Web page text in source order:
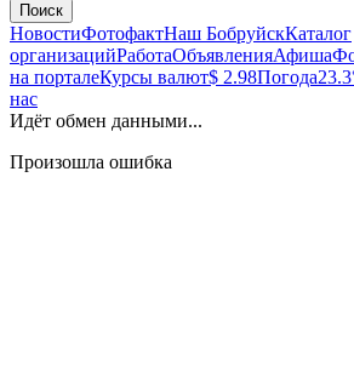
Поиск
НовостиФотофактНаш БобруйскКаталог
организацийРаботаОбъявленияАфиша
на порталеКурсы валют$ 2.98Погода
нас
Идёт обмен данными...
Произошла ошибка